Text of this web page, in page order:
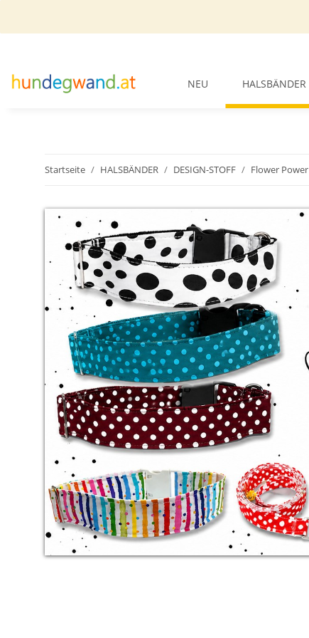
NEU HALSBÄNDER
Startseite HALSBÄNDER DESIGN-STOFF Flower Power